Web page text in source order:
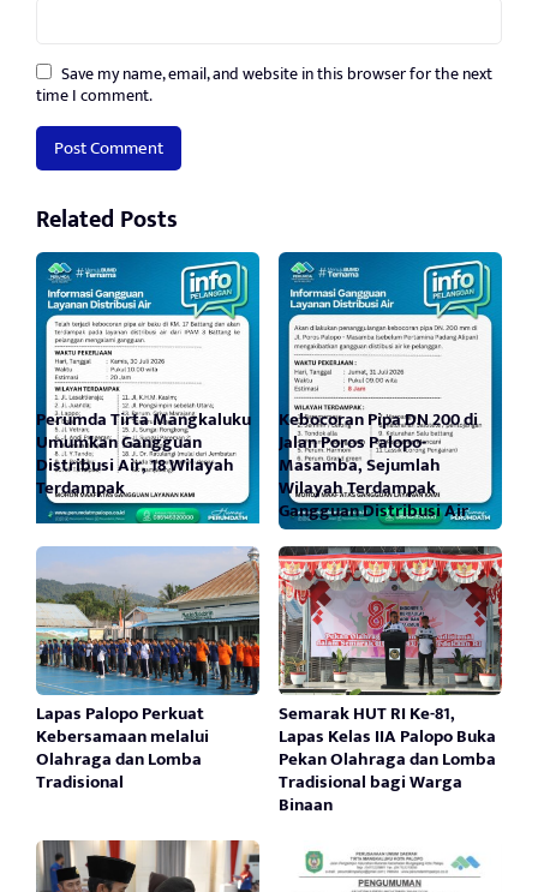
Save my name, email, and website in this browser for the next
time I comment.
Related Posts
Perumda Tirta Mangkaluku
Umumkan Gangguan
Distribusi Air, 18 Wilayah
Terdampak
Kebocoran Pipa DN 200 di
Jalan Poros Palopo-
Masamba, Sejumlah
Wilayah Terdampak
Gangguan Distribusi Air
Lapas Palopo Perkuat
Kebersamaan melalui
Olahraga dan Lomba
Tradisional
Semarak HUT RI Ke-81,
Lapas Kelas IIA Palopo Buka
Pekan Olahraga dan Lomba
Tradisional bagi Warga
Binaan